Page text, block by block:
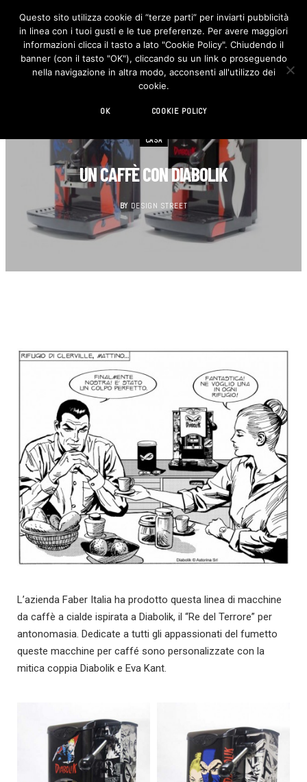
F
c
e
b
o
I
n
s
t
CASA
UN CAFFÈ CON DIABOLIK
BY DESIGN STREET
L’azienda Faber Italia ha prodotto questa linea di macchine
da caffè a cialde ispirata a Diabolik, il “Re del Terrore” per
antonomasia. Dedicate a tutti gli appassionati del fumetto
queste macchine per caffé sono personalizzate con la
mitica coppia Diabolik e Eva Kant.
Questo sito utilizza cookie di “terze parti” per inviarti pubblicità
in linea con i tuoi gusti e le tue preferenze. Per avere maggiori
informazioni clicca il tasto a lato "Cookie Policy". Chiudendo il
banner (con il tasto "OK"), cliccando su un link o proseguendo
nella navigazione in altra modo, acconsenti all'utilizzo dei
cookie.
OK COOKIE POLICY